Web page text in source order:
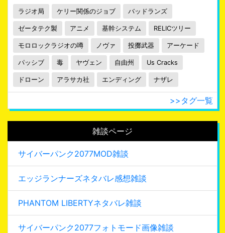
ラジオ局 ケリー関係のジョブ バッドランズ
ゼータテク製 アニメ 基幹システム RELICツリー
モロロックラジオの噂 ノヴァ 投擲武器 アーケード
パッシブ 毒 ヤヴェン 自由州 Us Cracks
ドローン アラサカ社 エンディング ナザレ
>>タグ一覧
雑談ページ
サイバーパンク2077MOD雑談
エッジランナーズネタバレ感想雑談
PHANTOM LIBERTYネタバレ雑談
サイバーパンク2077フォトモード画像雑談